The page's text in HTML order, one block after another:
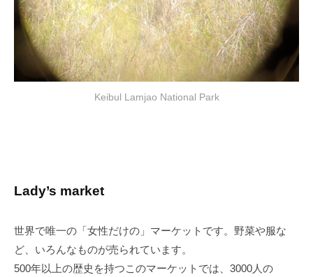
Keibul Lamjao National Park
Lady’s market
世界で唯一の「女性だけの」マーケットです。野菜や服な
ど、いろんなものが売られています。
500年以上の歴史を持つこのマーケットでは、3000人の